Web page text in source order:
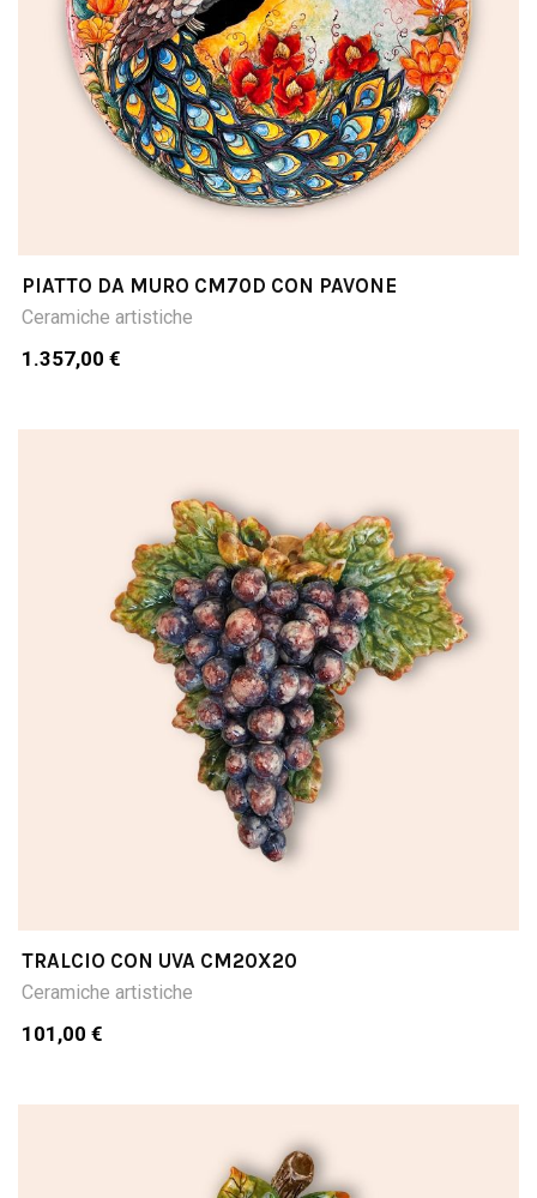
PIATTO DA MURO CM70D CON PAVONE
Ceramiche artistiche
1.357,00 €
TRALCIO CON UVA CM20X20
Ceramiche artistiche
101,00 €